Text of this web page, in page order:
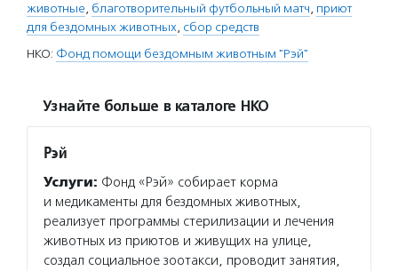
животные, благотворительный футбольный матч, приют
для бездомных животных, сбор средств
НКО: Фонд помощи бездомным животным "Рэй"
Узнайте больше в каталоге НКО
Рэй
Услуги: Фонд «Рэй» собирает корма
и медикаменты для бездомных животных,
реализует программы стерилизации и лечения
животных из приютов и живущих на улице,
создал социальное зоотакси, проводит занятия,